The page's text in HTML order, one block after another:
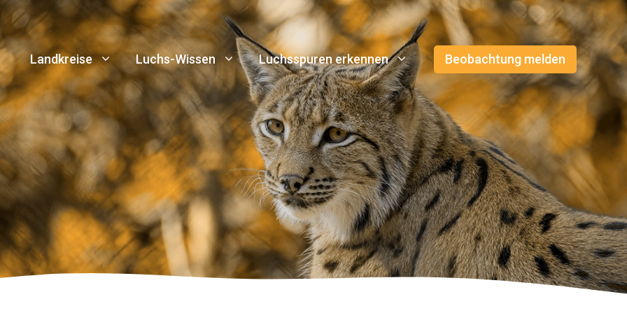
Landkreise Luchs-Wissen Luchsspuren erkennen Beobachtung melden